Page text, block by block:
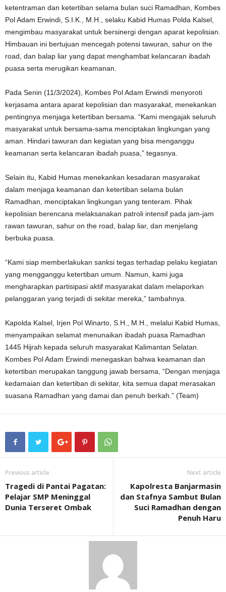
ketentraman dan ketertiban selama bulan suci Ramadhan, Kombes
Pol Adam Erwindi, S.I.K., M.H., selaku Kabid Humas Polda Kalsel,
mengimbau masyarakat untuk bersinergi dengan aparat kepolisian.
Himbauan ini bertujuan mencegah potensi tawuran, sahur on the
road, dan balap liar yang dapat menghambat kelancaran ibadah
puasa serta merugikan keamanan.
Pada Senin (11/3/2024), Kombes Pol Adam Erwindi menyoroti
kerjasama antara aparat kepolisian dan masyarakat, menekankan
pentingnya menjaga ketertiban bersama. “Kami mengajak seluruh
masyarakat untuk bersama-sama menciptakan lingkungan yang
aman. Hindari tawuran dan kegiatan yang bisa menganggu
keamanan serta kelancaran ibadah puasa,” tegasnya.
Selain itu, Kabid Humas menekankan kesadaran masyarakat
dalam menjaga keamanan dan ketertiban selama bulan
Ramadhan, menciptakan lingkungan yang tenteram. Pihak
kepolisian berencana melaksanakan patroli intensif pada jam-jam
rawan tawuran, sahur on the road, balap liar, dan menjelang
berbuka puasa.
“Kami siap memberlakukan sanksi tegas terhadap pelaku kegiatan
yang mengganggu ketertiban umum. Namun, kami juga
mengharapkan partisipasi aktif masyarakat dalam melaporkan
pelanggaran yang terjadi di sekitar mereka,” tambahnya.
Kapolda Kalsel, Irjen Pol Winarto, S.H., M.H., melalui Kabid Humas,
menyampaikan selamat menunaikan ibadah puasa Ramadhan
1445 Hijrah kepada seluruh masyarakat Kalimantan Selatan.
Kombes Pol Adam Erwindi menegaskan bahwa keamanan dan
ketertiban merupakan tanggung jawab bersama, “Dengan menjaga
kedamaian dan ketertiban di sekitar, kita semua dapat merasakan
suasana Ramadhan yang damai dan penuh berkah.” (Team)
Previous article
Tragedi di Pantai Pagatan:
Pelajar SMP Meninggal
Dunia Terseret Ombak
Next article
Kapolresta Banjarmasin
dan Stafnya Sambut Bulan
Suci Ramadhan dengan
Penuh Haru